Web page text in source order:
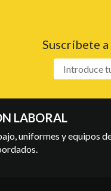
Suscríbete
LABORAL
uniformes y equipos